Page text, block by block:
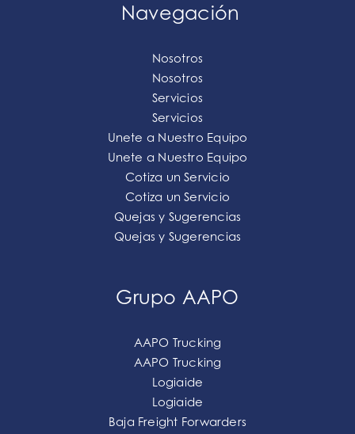
Navegación
Nosotros
Nosotros
Servicios
Servicios
Unete a Nuestro Equipo
Unete a Nuestro Equipo
Cotiza un Servicio
Cotiza un Servicio
Quejas y Sugerencias
Quejas y Sugerencias
Grupo AAPO
AAPO Trucking
AAPO Trucking
Logiaide
Logiaide
Baja Freight Forwarders